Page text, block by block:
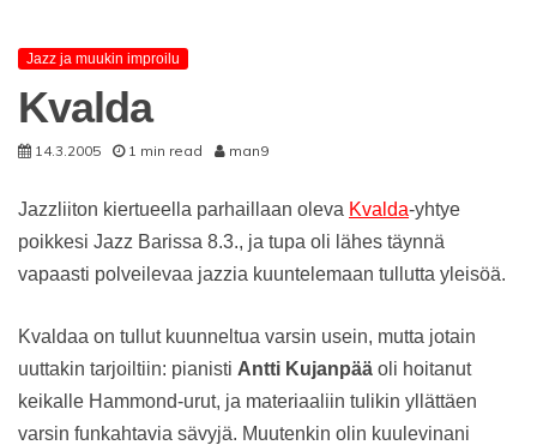
Jazz ja muukin improilu
Kvalda
14.3.2005 1 min read man9
Jazzliiton kiertueella parhaillaan oleva Kvalda-yhtye
poikkesi Jazz Barissa 8.3., ja tupa oli lähes täynnä
vapaasti polveilevaa jazzia kuuntelemaan tullutta yleisöä.
Kvaldaa on tullut kuunneltua varsin usein, mutta jotain
uuttakin tarjoiltiin: pianisti Antti Kujanpää oli hoitanut
keikalle Hammond-urut, ja materiaaliin tulikin yllättäen
varsin funkahtavia sävyjä. Muutenkin olin kuulevinani